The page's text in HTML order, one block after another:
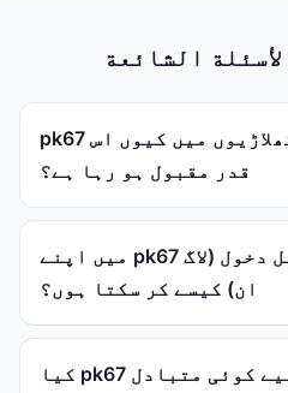
pk67 کیا ہے اور یہ کھلاڑیوں میں کیوں اس
قدر مقبول ہو رہا ہے؟
میں اپنے pk67 اکاؤنٹ میں تسجيل دخول (لاگ
ان) کیسے کر سکتا ہوں؟
کیا pk67 تک رسائی کے لیے کوئی متبادل